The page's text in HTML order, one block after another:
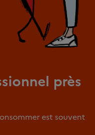
près
est souvent